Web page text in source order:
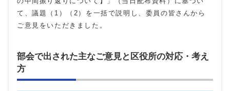
て、議題（1）（2）を一括で説明し、委員の皆さんから
ご意見をいただきました。
部会で出された主なご意見と区役所の対応・考え
方